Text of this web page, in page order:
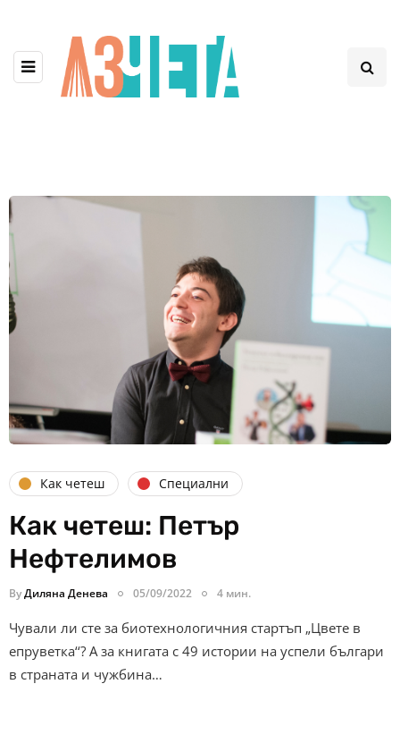
Как четеш Специални
Как четеш: Петър
Нефтелимов
ByДиляна Денева 05/09/2022 4 мин.
Чували ли сте за биотехнологичния стартъп „Цвете в
епруветка‘‘? А за книгата с 49 истории на успели българи
в страната и чужбина…